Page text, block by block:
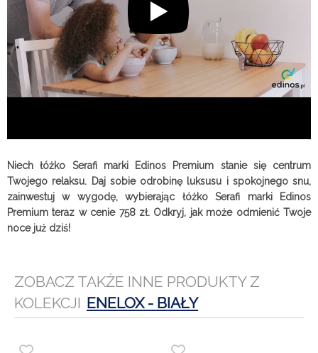
Niech łóżko Serafi marki Edinos Premium stanie się centrum
Twojego relaksu. Daj sobie odrobinę luksusu i spokojnego snu,
zainwestuj w wygodę, wybierając łóżko Serafi marki Edinos
Premium teraz w cenie 758 zł. Odkryj, jak może odmienić Twoje
noce już dziś!
ZOBACZ TAKŻE INNE PRODUKTY Z
KOLEKCJI ENELOX - BIAŁY